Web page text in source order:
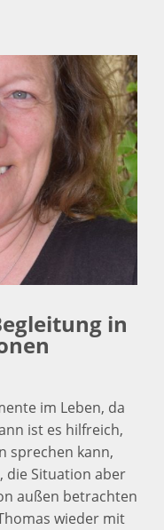
in
im Leben, da
ist es hilfreich,
sprechen kann,
die Situation aber
außen betrachten
wieder mit